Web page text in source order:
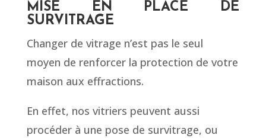
MISE EN PLACE DE
SURVITRAGE
Changer de vitrage n’est pas le seul
moyen de renforcer la protection de votre
maison aux effractions.
En effet, nos vitriers peuvent aussi
procéder à une pose de survitrage, ou